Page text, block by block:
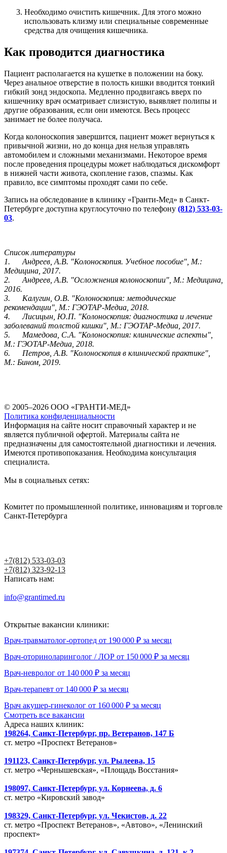
Необходимо очистить кишечник. Для этого можно
использовать клизму или специальные современные
средства для очищения кишечника.
Как проводится диагностика
Пациент располагается на кушетке в положении на боку.
Через анальное отверстие в полость кишки вводится тонкий
гибкий зонд эндоскопа. Медленно продвигаясь вверх по
кишечнику врач осматривает слизистую, выявляет полипы и
другие образования, если они имеются. Весь процесс
занимает не более получаса.
Когда колоноскопия завершится, пациент может вернуться к
привычной жизни, но до конца дня нельзя управлять
автомобилем и сложными механизмами. Некоторое время
после проведения процедуры может наблюдаться дискомфорт
в нижней части живота, скопление газов, спазмы. Как
правило, все симптомы проходят сами по себе.
Запись на обследование в клинику «Гранти-Мед» в Санкт-
Петербурге доступна круглосуточно по телефону (812) 533-03-
03.
Список литературы
1. Андреев, А.В. "Колоноскопия. Учебное пособие", М.:
Медицина, 2017.
2. Андреев, А.В. "Осложнения колоноскопии", М.: Медицина,
2016.
3. Калугин, О.В. "Колоноскопия: методические
рекомендации", М.: ГЭОТАР-Медиа, 2018.
4. Лисицын, Ю.П. "Колоноскопия: диагностика и лечение
заболеваний толстой кишки", М.: ГЭОТАР-Медиа, 2017.
5. Мамедова, С.А. "Колоноскопия: клинические аспекты",
М.: ГЭОТАР-Медиа, 2018.
6. Петров, А.В. "Колоноскопия в клинической практике",
М.: Бином, 2019.
© 2005–2026 ООО «ГРАНТИ-МЕД»
Политика конфиденциальности
Информация на сайте носит справочный характер и не
является публичной офертой. Материалы сайта не
предназначены для самостоятельной диагностики и лечения.
Имеются противопоказания. Необходима консультация
специалиста.
Мы в социальных сетях:
Комитет по промышленной политике, инновациям и торговле
Санкт-Петербурга
+7(812) 533-03-03
+7(812) 323-92-13
Написать нам:
info@grantimed.ru
Открытые вакансии клиники:
Врач-травматолог-ортопед от 190 000 ₽ за месяц
Врач-оториноларинголог / ЛОР от 150 000 ₽ за месяц
Врач-невролог от 140 000 ₽ за месяц
Врач-терапевт от 140 000 ₽ за месяц
Врач акушер-гинеколог от 160 000 ₽ за месяц
Смотреть все вакансии
Адреса наших клиник:
198264, Санкт-Петербург, пр. Ветеранов, 147 Б
ст. метро «Проспект Ветеранов»
191123, Санкт-Петербург, ул. Рылеева, 15
ст. метро «Чернышевская», «Площадь Восстания»
198097, Санкт-Петербург, ул. Корнеева, д. 6
ст. метро «Кировский завод»
198329, Санкт-Петербург, ул. Чекистов, д. 22
ст. метро «Проспект Ветеранов», «Автово», «Ленинский
проспект»